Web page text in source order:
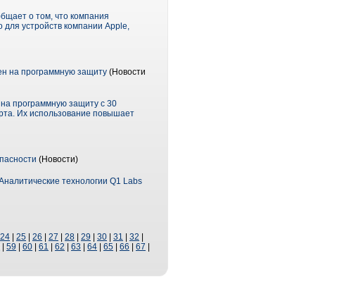
о том, что компания
устройств компании Apple,
на программную защиту (Новости
программную защиту с 30
Их использование повышает
(Новости)
технологии Q1 Labs
24 25 26 27 28 29 30 31 32
59 60 61 62 63 64 65 66 67